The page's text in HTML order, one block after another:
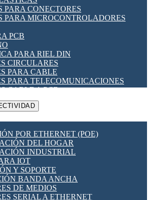
PARA PANEL
DE RELÉ
FIN DE CARRERA
ENERGÍA Y TC'S DE CORRIENTE
A PASO
LÓGICO PROGRAMABLES
DE HORARIO
DE FRECUENCIA [VDF]
- INTERRUPTORES
PARA CONECTORES
PARA MICROCONTROLADORES
PCB
PARA RIEL DIN
CIRCULARES
PARA CABLE
PARA TELECOMUNICACIONES
CABLE A PCB
PCB A CABLE
VARIAS
LED
REED
RELÉ
TÉRMICA
POR ETHERNET (POE)
DEL HOGAR
INDUSTRIAL
IOT
Y SOPORTE
BANDA ANCHA
DE MEDIOS
SERIAL A ETHERNET